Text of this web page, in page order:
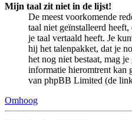
Mijn taal zit niet in de lijst!
De meest voorkomende
taal niet geïnstalleerd
je taal vertaald heeft. Je
hij het talenpakket, dat je
het nog niet bestaat, mag
informatie hieromtrent kan
van phpBB Limited (de
Omhoog